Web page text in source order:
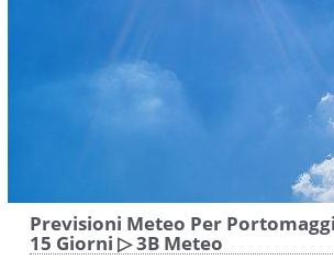
Previsioni Meteo Per
15 Giorni ▷ 3B Meteo